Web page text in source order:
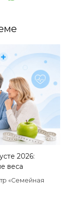
2026:
веса
«Семейная